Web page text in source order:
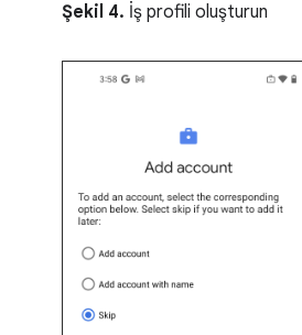
Şekil 4. İş profili oluşturun